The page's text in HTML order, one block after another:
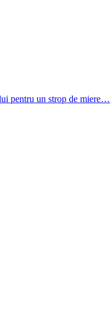
pentru un strop de miere…